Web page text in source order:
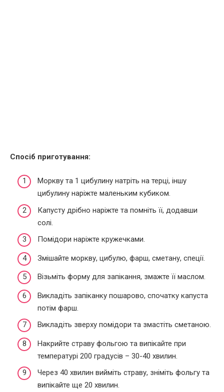
Спосіб приготування:
Моркву та 1 цибулину натріть на терці, іншу
цибулину наріжте маленьким кубиком.
Капусту дрібно наріжте та помніть її, додавши
солі.
Помідори наріжте кружечками.
Змішайте моркву, цибулю, фарш, сметану, спеції.
Візьміть форму для запікання, змажте її маслом.
Викладіть запіканку пошарово, спочатку капуста
потім фарш.
Викладіть зверху помідори та змастіть сметаною.
Накрийте страву фольгою та випікайте при
температурі 200 градусів – 30-40 хвилин.
Через 40 хвилин вийміть страву, зніміть фольгу та
випікайте ще 20 хвилин.